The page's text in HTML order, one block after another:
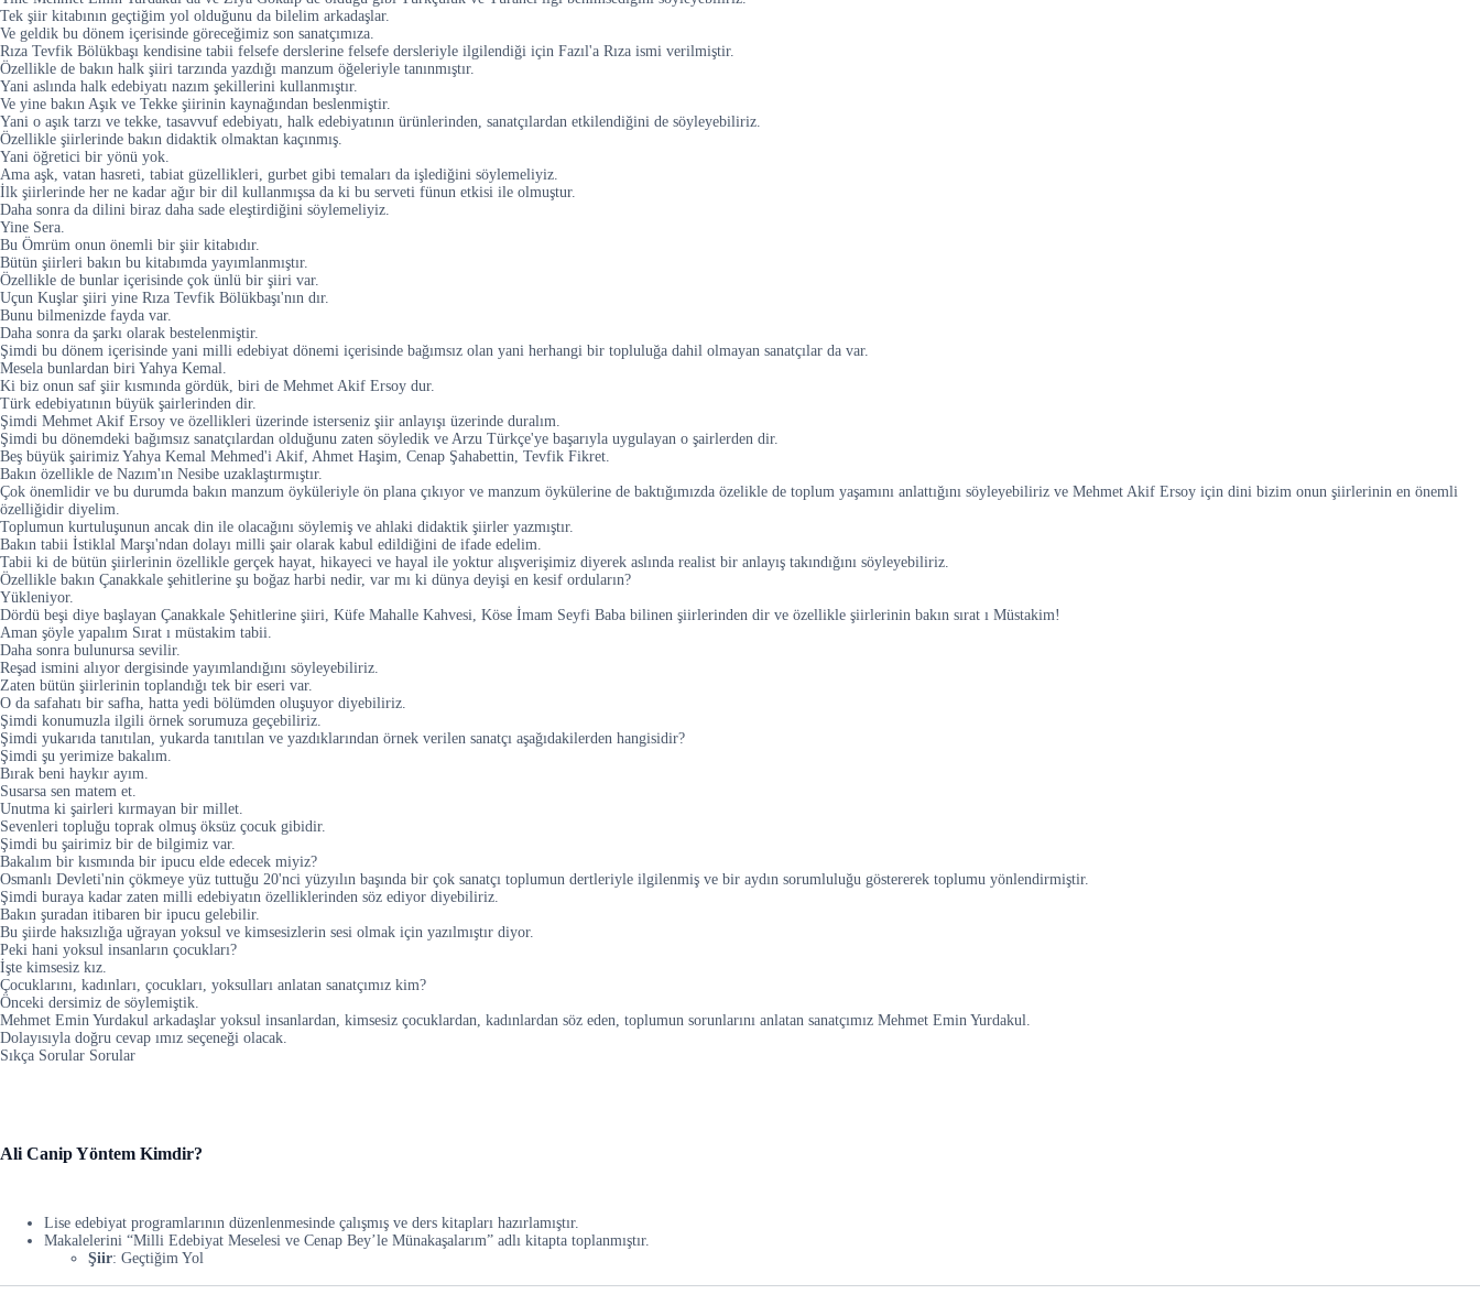
Tek şiir kitabının geçtiğim yol olduğunu da bilelim arkadaşlar.
Ve geldik bu dönem içerisinde göreceğimiz son sanatçımıza.
Rıza Tevfik Bölükbaşı kendisine tabii felsefe derslerine felsefe dersleriyle ilgilendiği için Fazıl'a Rıza ismi verilmiştir.
Özellikle de bakın halk şiiri tarzında yazdığı manzum öğeleriyle tanınmıştır.
Yani aslında halk edebiyatı nazım şekillerini kullanmıştır.
Ve yine bakın Aşık ve Tekke şiirinin kaynağından beslenmiştir.
Yani o aşık tarzı ve tekke, tasavvuf edebiyatı, halk edebiyatının ürünlerinden, sanatçılardan etkilendiğini de söyleyebiliriz.
Özellikle şiirlerinde bakın didaktik olmaktan kaçınmış.
Yani öğretici bir yönü yok.
Ama aşk, vatan hasreti, tabiat güzellikleri, gurbet gibi temaları da işlediğini söylemeliyiz.
İlk şiirlerinde her ne kadar ağır bir dil kullanmışsa da ki bu serveti fünun etkisi ile olmuştur.
Daha sonra da dilini biraz daha sade eleştirdiğini söylemeliyiz.
Yine Sera.
Bu Ömrüm onun önemli bir şiir kitabıdır.
Bütün şiirleri bakın bu kitabımda yayımlanmıştır.
Özellikle de bunlar içerisinde çok ünlü bir şiiri var.
Uçun Kuşlar şiiri yine Rıza Tevfik Bölükbaşı'nın dır.
Bunu bilmenizde fayda var.
Daha sonra da şarkı olarak bestelenmiştir.
Şimdi bu dönem içerisinde yani milli edebiyat dönemi içerisinde bağımsız olan yani herhangi bir topluluğa dahil olmayan sanatçılar da var.
Mesela bunlardan biri Yahya Kemal.
Ki biz onun saf şiir kısmında gördük, biri de Mehmet Akif Ersoy dur.
Türk edebiyatının büyük şairlerinden dir.
Şimdi Mehmet Akif Ersoy ve özellikleri üzerinde isterseniz şiir anlayışı üzerinde duralım.
Şimdi bu dönemdeki bağımsız sanatçılardan olduğunu zaten söyledik ve Arzu Türkçe'ye başarıyla uygulayan o şairlerden dir.
Beş büyük şairimiz Yahya Kemal Mehmed'i Akif, Ahmet Haşim, Cenap Şahabettin, Tevfik Fikret.
Bakın özellikle de Nazım'ın Nesibe uzaklaştırmıştır.
Çok önemlidir ve bu durumda bakın manzum öyküleriyle ön plana çıkıyor ve manzum öykülerine de baktığımızda özelikle de toplum yaşamını anlattığını söyleyebiliriz ve Mehmet Akif Ersoy için dini bizim onun şiirlerinin en önemli
özelliğidir diyelim.
Toplumun kurtuluşunun ancak din ile olacağını söylemiş ve ahlaki didaktik şiirler yazmıştır.
Bakın tabii İstiklal Marşı'ndan dolayı milli şair olarak kabul edildiğini de ifade edelim.
Tabii ki de bütün şiirlerinin özellikle gerçek hayat, hikayeci ve hayal ile yoktur alışverişimiz diyerek aslında realist bir anlayış takındığını söyleyebiliriz.
Özellikle bakın Çanakkale şehitlerine şu boğaz harbi nedir, var mı ki dünya deyişi en kesif orduların?
Yükleniyor.
Dördü beşi diye başlayan Çanakkale Şehitlerine şiiri, Küfe Mahalle Kahvesi, Köse İmam Seyfi Baba bilinen şiirlerinden dir ve özellikle şiirlerinin bakın sırat ı Müstakim!
Aman şöyle yapalım Sırat ı müstakim tabii.
Daha sonra bulunursa sevilir.
Reşad ismini alıyor dergisinde yayımlandığını söyleyebiliriz.
Zaten bütün şiirlerinin toplandığı tek bir eseri var.
O da safahatı bir safha, hatta yedi bölümden oluşuyor diyebiliriz.
Şimdi konumuzla ilgili örnek sorumuza geçebiliriz.
Şimdi yukarıda tanıtılan, yukarda tanıtılan ve yazdıklarından örnek verilen sanatçı aşağıdakilerden hangisidir?
Şimdi şu yerimize bakalım.
Bırak beni haykır ayım.
Susarsa sen matem et.
Unutma ki şairleri kırmayan bir millet.
Sevenleri topluğu toprak olmuş öksüz çocuk gibidir.
Şimdi bu şairimiz bir de bilgimiz var.
Bakalım bir kısmında bir ipucu elde edecek miyiz?
Osmanlı Devleti'nin çökmeye yüz tuttuğu 20'nci yüzyılın başında bir çok sanatçı toplumun dertleriyle ilgilenmiş ve bir aydın sorumluluğu göstererek toplumu yönlendirmiştir.
Şimdi buraya kadar zaten milli edebiyatın özelliklerinden söz ediyor diyebiliriz.
Bakın şuradan itibaren bir ipucu gelebilir.
Bu şiirde haksızlığa uğrayan yoksul ve kimsesizlerin sesi olmak için yazılmıştır diyor.
Peki hani yoksul insanların çocukları?
İşte kimsesiz kız.
Çocuklarını, kadınları, çocukları, yoksulları anlatan sanatçımız kim?
Önceki dersimiz de söylemiştik.
Mehmet Emin Yurdakul arkadaşlar yoksul insanlardan, kimsesiz çocuklardan, kadınlardan söz eden, toplumun sorunlarını anlatan sanatçımız Mehmet Emin Yurdakul.
Dolayısıyla doğru cevap ımız seçeneği olacak.
Sıkça Sorular Sorular
Ali Canip Yöntem Kimdir?
Lise edebiyat programlarının düzenlenmesinde çalışmış ve ders kitapları hazırlamıştır.
Makalelerini “Milli Edebiyat Meselesi ve Cenap Bey’le Münakaşalarım” adlı kitapta toplanmıştır.
Şiir: Geçtiğim Yol